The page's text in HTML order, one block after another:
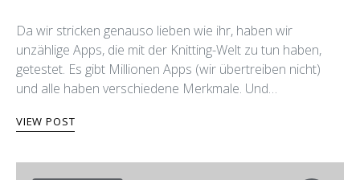
Da wir stricken genauso lieben wie ihr, haben wir
unzählige Apps, die mit der Knitting-Welt zu tun haben,
getestet. Es gibt Millionen Apps (wir übertreiben nicht)
und alle haben verschiedene Merkmale. Und…
VIEW POST